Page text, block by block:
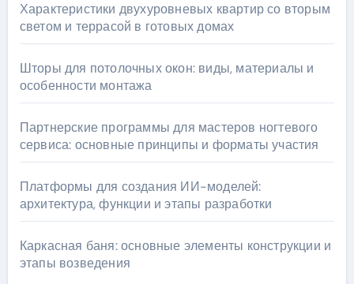
Характеристики двухуровневых квартир со вторым
светом и террасой в готовых домах
Шторы для потолочных окон: виды, материалы и
особенности монтажа
Партнерские программы для мастеров ногтевого
сервиса: основные принципы и форматы участия
Платформы для создания ИИ-моделей:
архитектура, функции и этапы разработки
Каркасная баня: основные элементы конструкции и
этапы возведения